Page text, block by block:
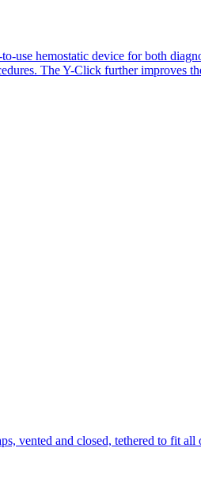
use hemostatic device for both
The Y-Click further improves
vented and closed, tethered to fit